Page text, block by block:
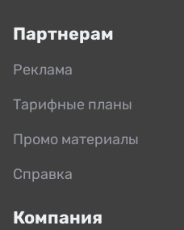
Партнерам
Реклама
Тарифные планы
Промо материалы
Справка
Компания